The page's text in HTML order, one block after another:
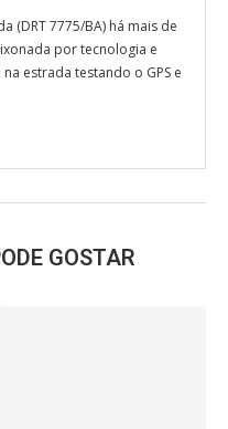
(DRT 7775/BA) há mais de
por tecnologia e
estrada testando o GPS e
GOSTAR